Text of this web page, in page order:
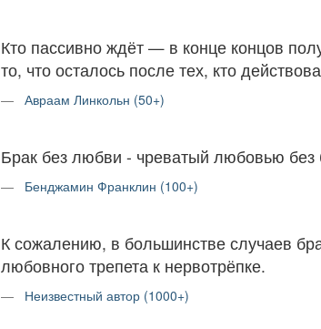
Кто пассивно ждёт — в конце концов
то, что осталось после тех, кто
Авраам Линкольн (50+)
Брак без любви - чреватый любовью без
Бенджамин Франклин (100+)
К сожалению, в большинстве случаев
любовного трепета к нервотрёпке.
Неизвестный автор (1000+)